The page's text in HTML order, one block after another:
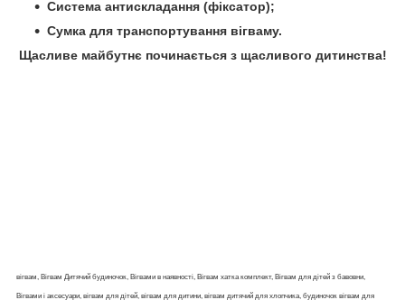
Система антискладання (фіксатор);
Сумка для транспортування вігваму.
Щасливе майбутнє починається з щасливого дитинства!
вігвам, Вігвам Дитячий будиночок, Вігвами в наявності, Вігвам хатка комплект, Вігвам для дітей з бавовни,
Вігвами і аксесуари, вігвам для дітей, вігвам для дитини, вігвам дитячий для хлопчика, будиночок вігвам для